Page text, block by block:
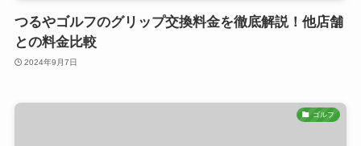
つるやゴルフのグリップ交換料金を徹底解説！他店舗
との料金比較
2024年9月7日
ゴルフ